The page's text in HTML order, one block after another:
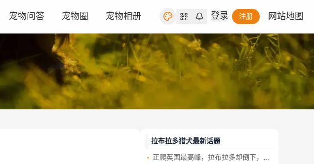
宠物问答 宠物圈 宠物相册 登录 注册 网站地图
拉布拉多猎犬最新话题
正爬英国最高峰，拉布拉多却倒下，救援队一查竟是误食大麻